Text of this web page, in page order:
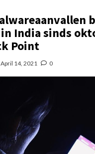
India sinds
Point
April 14, 2021 0